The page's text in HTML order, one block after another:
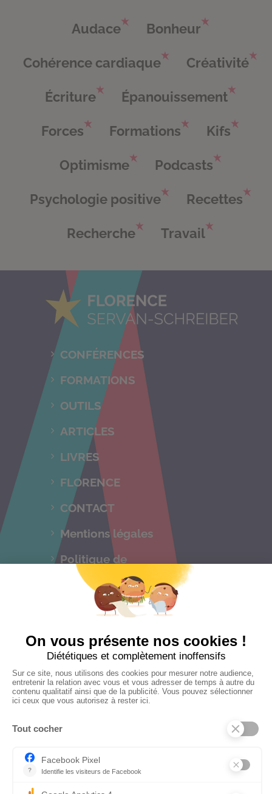
Audace Bonheur
Cohérence cardiaque Créativité
Écriture Épanouissement
Forces Formations Kifs
Optimisme Podcasts
Psychologie positive Recettes
Recherche Travail
CONFÉRENCES
FORMATIONS
OUTILS
ARTICLES
LIVRES
FLORENCE
CONTACT
Mentions légales
Politique de
confidentialités
Suivez-nous
CONTACTEZ-NOUS